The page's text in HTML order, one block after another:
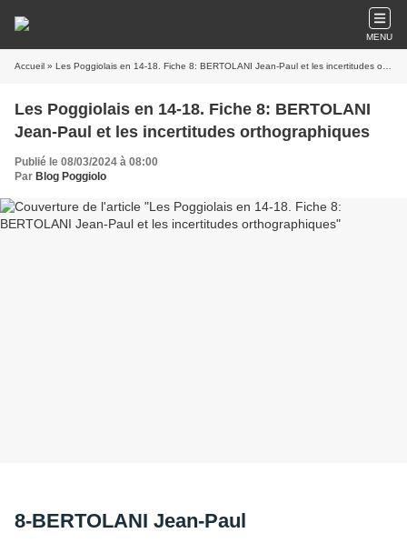
MENU
Accueil » Les Poggiolais en 14-18. Fiche 8: BERTOLANI Jean-Paul et les incertitudes orthographiques
Les Poggiolais en 14-18. Fiche 8: BERTOLANI
Jean-Paul et les incertitudes orthographiques
Publié le 08/03/2024 à 08:00
Par Blog Poggiolo
8-BERTOLANI Jean-Paul